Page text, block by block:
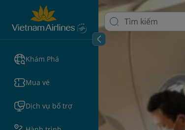
Khám Phá
Mua vé
Dịch vụ bổ trợ